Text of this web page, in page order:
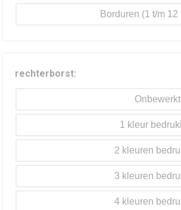
Borduren
rechterborst:
Onbewerkt
1
2
3
4